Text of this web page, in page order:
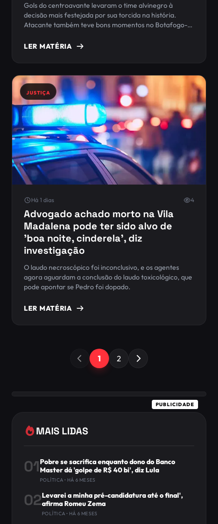
Gols do centroavante levaram o time alvinegro à
decisão mais festejada por sua torcida na história.
Atacante também teve bons momentos no Botafogo-
preto e branco
LER MATÉRIA
JUSTIÇA
Há 1 dias 4
Advogado achado morto na Vila
Madalena pode ter sido alvo de
'boa noite, cinderela', diz
investigação
O laudo necroscópico foi inconclusivo, e os agentes
agora aguardam a conclusão do laudo toxicológico, que
pode apontar se Pedro foi dopado.
LER MATÉRIA
1 2
PUBLICIDADE
MAIS LIDAS
01Pobre se sacrifica enquanto dono do Banco
Master dá 'golpe de R$ 40 bi', diz Lula
POLÍTICA • HÁ 6 MESES
02Levarei a minha pré-candidatura até o final',
afirma Romeu Zema
POLÍTICA • HÁ 6 MESES